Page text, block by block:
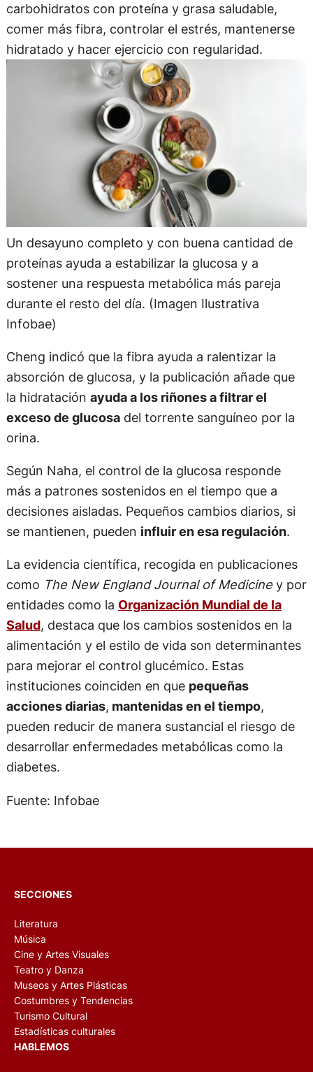
carbohidratos con proteína y grasa saludable,
comer más fibra, controlar el estrés, mantenerse
hidratado y hacer ejercicio con regularidad.
Un desayuno completo y con buena cantidad de
proteínas ayuda a estabilizar la glucosa y a
sostener una respuesta metabólica más pareja
durante el resto del día. (Imagen Ilustrativa
Infobae)
Cheng indicó que la fibra ayuda a ralentizar la
absorción de glucosa, y la publicación añade que
la hidratación ayuda a los riñones a filtrar el
exceso de glucosadel torrente sanguíneo por la
orina.
Según Naha, el control de la glucosa responde
más a patrones sostenidos en el tiempo que a
decisiones aisladas. Pequeños cambios diarios, si
se mantienen, pueden influir en esa regulación.
La evidencia científica, recogida en publicaciones
como The New England Journal of Mediciney por
entidades como la Organización Mundial de la
Salud, destaca que los cambios sostenidos en la
alimentación y el estilo de vida son determinantes
para mejorar el control glucémico. Estas
instituciones coinciden en que pequeñas
acciones diarias, mantenidas en el tiempo,
pueden reducir de manera sustancial el riesgo de
desarrollar enfermedades metabólicas como la
diabetes.
Fuente: Infobae
SECCIONES
Literatura
Música
Cine y Artes Visuales
Teatro y Danza
Museos y Artes Plásticas
Costumbres y Tendencias
Turismo Cultural
Estadísticas culturales
HABLEMOS